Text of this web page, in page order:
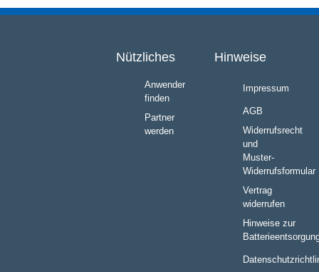
Nützliches
Anwender
finden
Partner
werden
Hinweise
Impressum
AGB
Widerrufsrecht
und
Muster-
Widerrufsformular
Vertrag
widerrufen
Hinweise zur